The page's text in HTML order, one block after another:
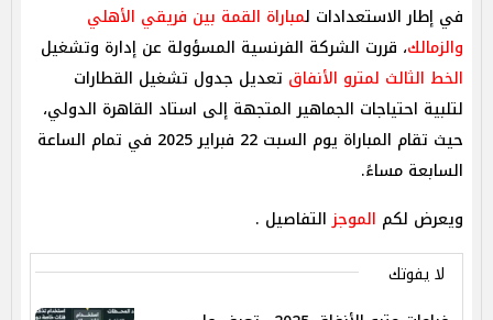
في إطار الاستعدادات لمباراة القمة بين فريقي الأهلي
والزمالك، قررت الشركة الفرنسية المسؤولة عن إدارة وتشغيل
الخط الثالث لمترو الأنفاق تعديل جدول تشغيل القطارات
لتلبية احتياجات الجماهير المتجهة إلى استاد القاهرة الدولي،
حيث تقام المباراة يوم السبت 22 فبراير 2025 في تمام الساعة
السابعة مساءً.
ويعرض لكم الموجزالتفاصيل .
لا يفوتك